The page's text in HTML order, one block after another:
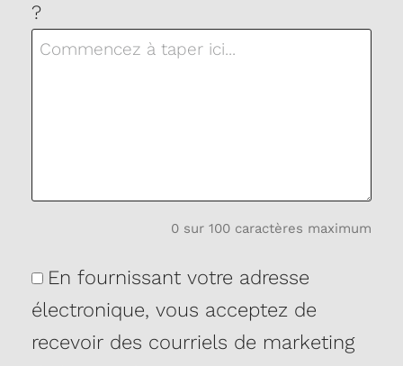
?
0 sur 100 caractères maximum
Consentement
En fournissant votre adresse
électronique, vous acceptez de
recevoir des courriels de marketing